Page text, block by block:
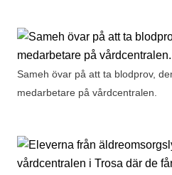
Sameh övar på att ta blodprov,
medarbetare på vårdcentralen.